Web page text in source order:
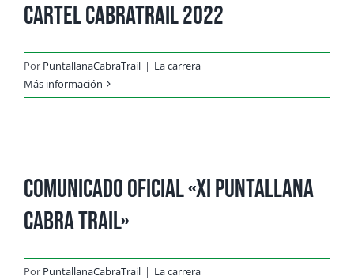
Cartel CabraTrail 2022
Por PuntallanaCabraTrail | La carrera
Más información
Comunicado Oficial «XI PUNTALLANA
CABRA TRAIL»
Por PuntallanaCabraTrail | La carrera